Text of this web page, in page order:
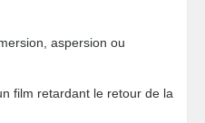
aspersion ou
film retardant le retour de la